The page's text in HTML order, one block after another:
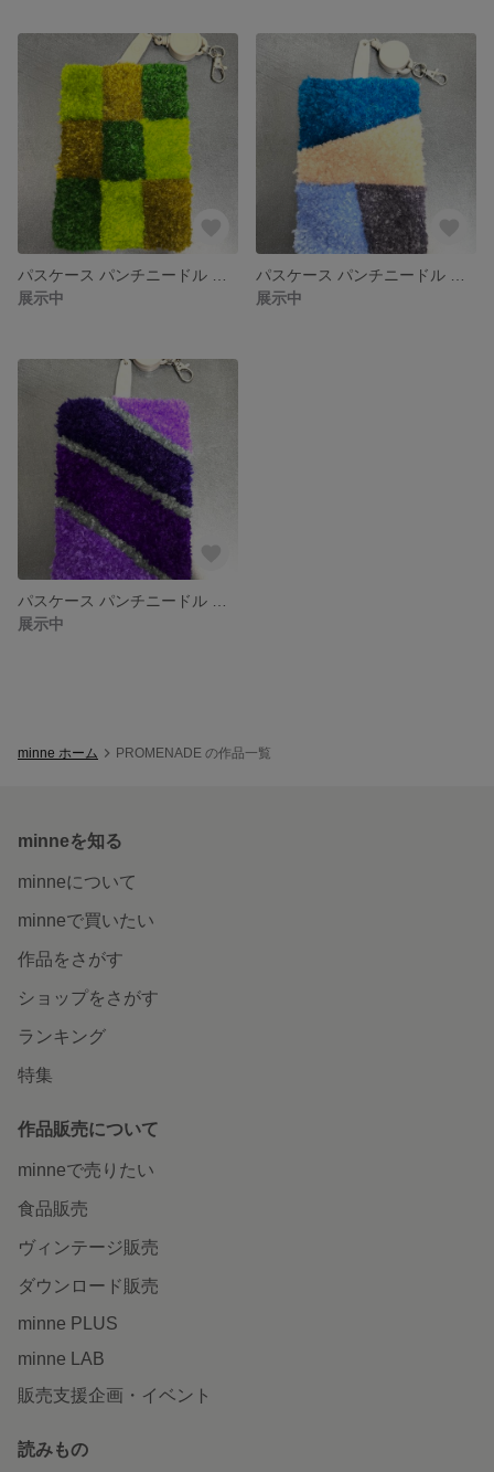
展示中
展示中
展示中
minne ホーム PROMENADE の作品一覧
minneを知る
minneについて
minneで買いたい
作品をさがす
ショップをさがす
ランキング
特集
作品販売について
minneで売りたい
食品販売
ヴィンテージ販売
ダウンロード販売
minne PLUS
minne LAB
販売支援企画・イベント
読みもの